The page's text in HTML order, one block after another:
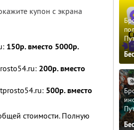
купон с экрана
150р. вместо 5000р.
200р. вместо
500р. вместо
стоимости. Полную